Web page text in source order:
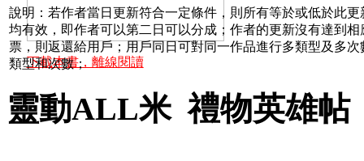
說明：若作者當日更新符合一定條件，則所有等於或低於此
均有效，即作者可以第二日可以分成；作者的更新沒有達到
票，則返還給用戶；用戶同日可對同一作品進行多類型及多
類型和次數；
下載本書，離線閱讀
靈動ALL米 禮物英雄帖